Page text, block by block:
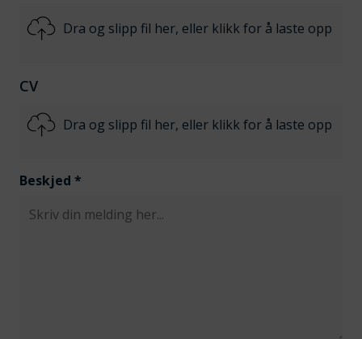
Dra og slipp fil her, eller klikk for å laste opp
CV
Dra og slipp fil her, eller klikk for å laste opp
Beskjed *